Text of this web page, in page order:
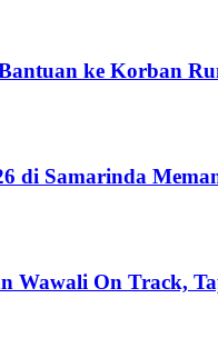
ke Korban
Samarinda
Wawali On Track,